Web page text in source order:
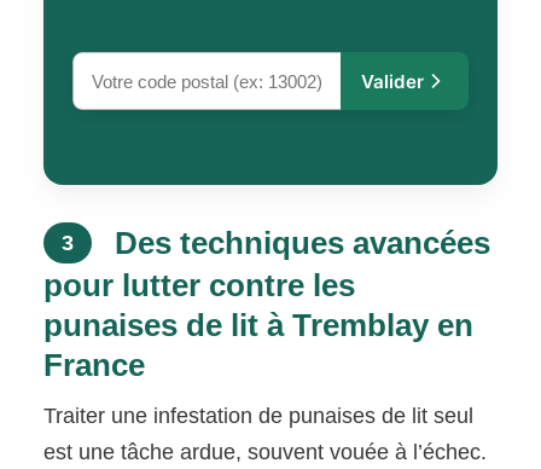
Valider
3
Des techniques avancées
pour lutter contre les
punaises de lit à Tremblay en
France
Traiter une infestation de punaises de lit seul
est une tâche ardue, souvent vouée à l’échec.